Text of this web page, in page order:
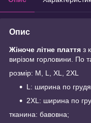
Опис
Жіноче літне плаття з
вирізом горловини. По
розмір: M, L, XL, 2XL
L: ширина по
2XL: ширина по
тканина: бавовна;